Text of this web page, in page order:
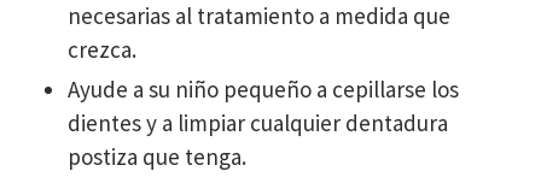
necesarias al tratamiento a medida que
crezca.
Ayude a su niño pequeño a cepillarse los
dientes y a limpiar cualquier dentadura
postiza que tenga.